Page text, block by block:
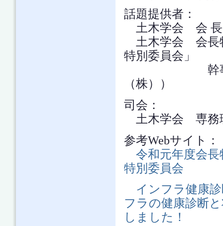
話題提供者：
土木学会 会 長
土木学会 会長
特別委員会」
幹事長 野
（株））
司会：
土木学会 専務
参考Webサイト：
令和元年度会
特別委員会
インフラ健康
フラの健康診断
しました！